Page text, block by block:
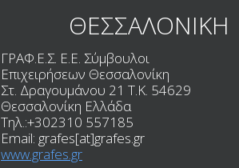
ΘΕΣΣΑΛΟΝΙΚΗ
ΓΡΑΦ.Ε.Σ. Ε.Ε. Σύμβουλοι
Επιχειρήσεων Θεσσαλονίκη
Στ. Δραγουμάνου 21 T.K. 54629
Θεσσαλονίκη Ελλάδα
Τηλ.:+302310 557185
Email: grafes[at]grafes.gr
www.grafes.gr